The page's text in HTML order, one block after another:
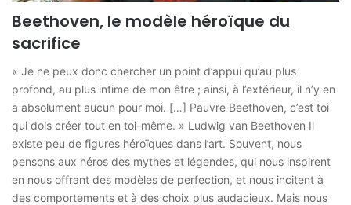
Beethoven, le modèle héroïque du
sacrifice
« Je ne peux donc chercher un point d’appui qu’au plus
profond, au plus intime de mon être ; ainsi, à l’extérieur, il n’y en
a absolument aucun pour moi. […] Pauvre Beethoven, c’est toi
qui dois créer tout en toi-même. » Ludwig van Beethoven Il
existe peu de figures héroïques dans l’art. Souvent, nous
pensons aux héros des mythes et légendes, qui nous inspirent
en nous offrant des modèles de perfection, et nous incitent à
des comportements et à des choix plus audacieux. Mais nous